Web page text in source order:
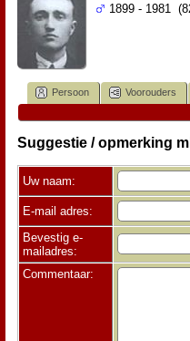
1899 - 1981
Persoon Voorouders
Suggestie / opmerking
Uw naam:
E-mail adres:
Bevestig e-
mailadres:
Commentaar: